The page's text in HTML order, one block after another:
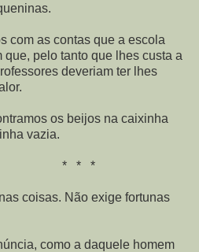
com as contas que a escola
pelo tanto que lhes custa a
deveriam ter lhes
os beijos na caixinha
vazia.
*
coisas. Não exige fortunas
como a daquele homem